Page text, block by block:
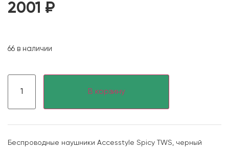
2001 ₽
66 в наличии
В корзину
Беспроводные наушники Accesstyle Spicy TWS, черный